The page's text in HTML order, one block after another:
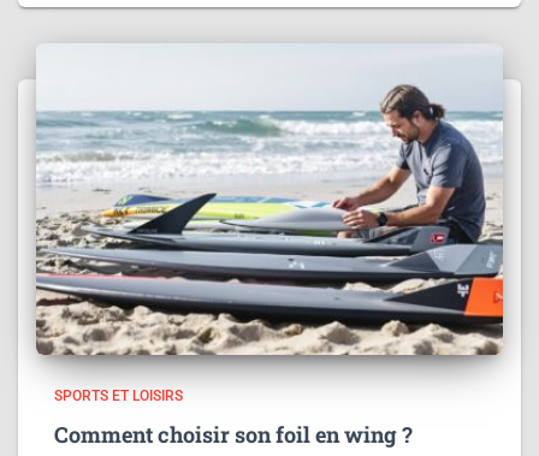
SPORTS ET LOISIRS
Comment choisir son foil en wing ?